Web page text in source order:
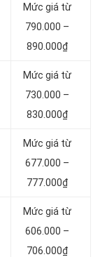
Mức giá từ
790.000 –
890.000₫
Mức giá từ
730.000 –
830.000₫
Mức giá từ
677.000 –
777.000₫
Mức giá từ
606.000 –
706.000₫